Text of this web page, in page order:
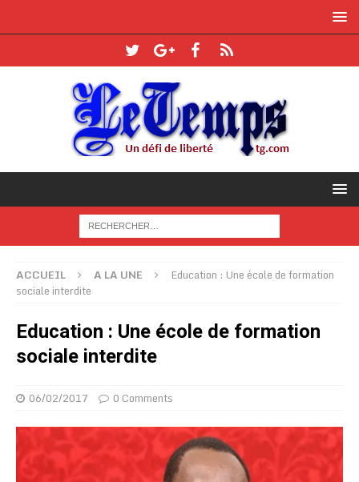
ACCUEIL A LA UNE
Education : Une école de formation
sociale interdite
Education : Une école de formation
sociale interdite
06/02/2017 0 Comments